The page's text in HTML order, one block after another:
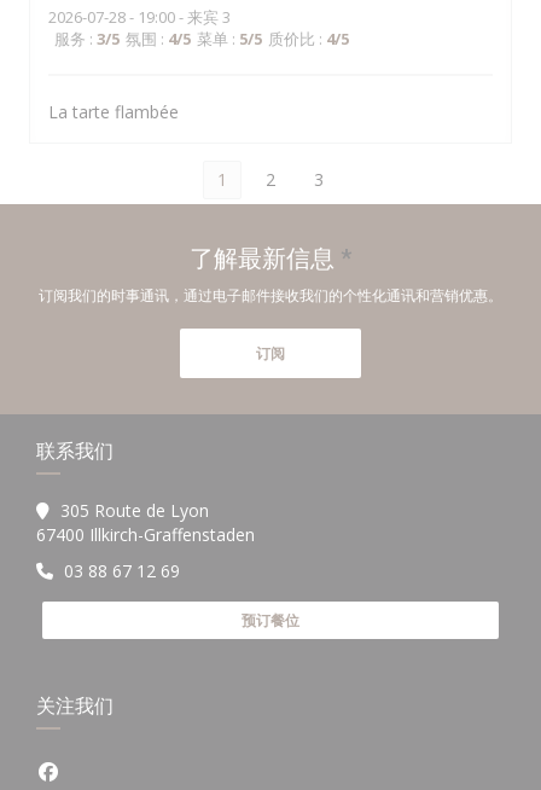
2026-07-28- 19:00 - 来宾 3
服务 : 3/5 氛围 : 4/5 菜单 : 5/5 质价比 : 4/5
La tarte flambée
1 2 3
了解最新信息 *
订阅我们的时事通讯，通过电子邮件接收我们的个性化通讯和营销优惠。
订阅
联系我们
305 Route de Lyon
67400 Illkirch-Graffenstaden
03 88 67 12 69
预订餐位
关注我们
Facebook ((在新窗口中打开))